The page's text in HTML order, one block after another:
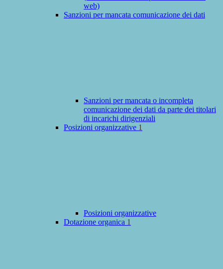
web)
Sanzioni per mancata comunicazione dei dati
Sanzioni per mancata o incompleta
comunicazione dei dati da parte dei titolari
di incarichi dirigenziali
Posizioni organizzative 1
Posizioni organizzative
Dotazione organica 1